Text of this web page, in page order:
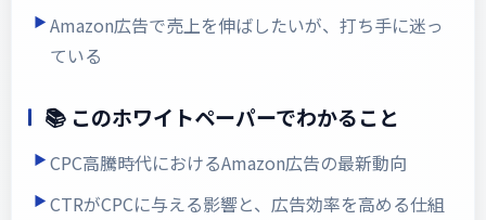
Amazon広告で売上を伸ばしたいが、打ち手に迷っ
ている
📚 このホワイトペーパーでわかること
CPC高騰時代におけるAmazon広告の最新動向
CTRがCPCに与える影響と、広告効率を高める仕組